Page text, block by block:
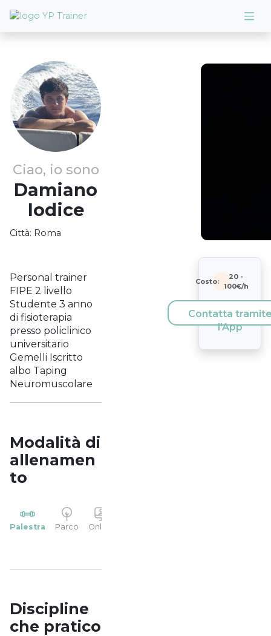
Ciao, io sono
Damiano
Iodice
Città: Roma
Personal trainer
FIPE 2 livello
Studente 3 anno
di fisioterapia
presso policlinico
universitario
Gemelli Iscritto
albo Taping
Neuromuscolare
Modalità di
allenamen
to
Palestra Parco Online
Discipline
che pratico
Costo:
20 -
100€/h
Contatta
l'App